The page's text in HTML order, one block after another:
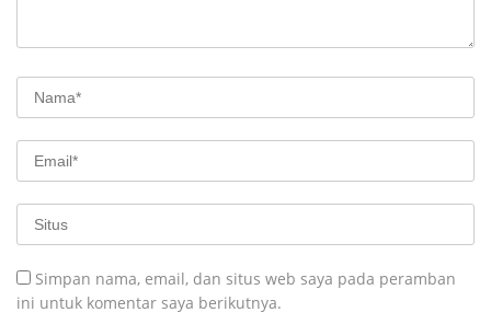
Simpan nama, email, dan situs web saya pada peramban
ini untuk komentar saya berikutnya.